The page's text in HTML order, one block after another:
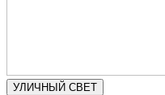
УЛИЧНЫЙ СВЕТ